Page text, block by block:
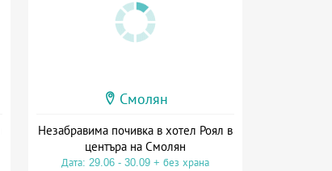
Смолян
Незабравима почивка в хотел Роял в
центъра на Смолян
Дата: 29.06 - 30.09 + без храна